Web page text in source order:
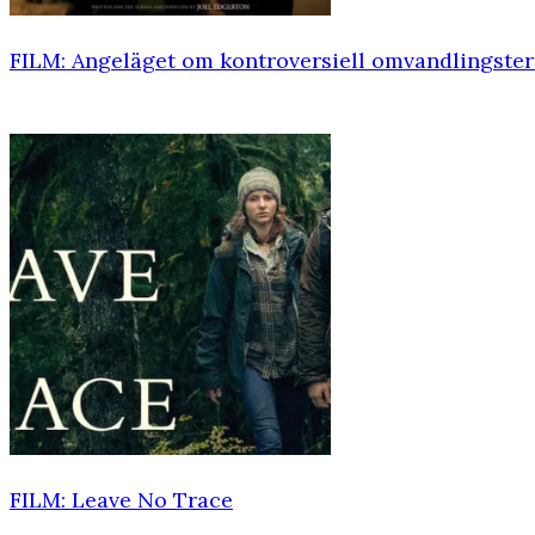
FILM: Angeläget om kontroversiell
FILM: Leave No Trace